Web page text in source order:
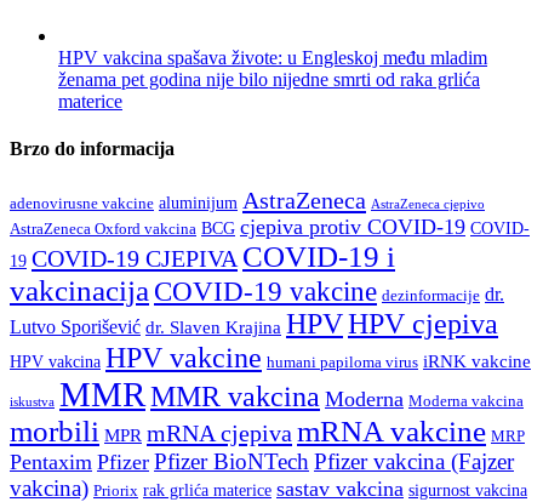
HPV vakcina spašava živote: u Engleskoj među mladim
ženama pet godina nije bilo nijedne smrti od raka grlića
materice
Brzo do informacija
adenovirusne vakcine aluminijum AstraZeneca AstraZeneca cjepivo
AstraZeneca Oxford vakcina BCG cjepiva protiv COVID-19 COVID-
19 COVID-19 CJEPIVA COVID-19 i
vakcinacija COVID-19 vakcine dezinformacije dr.
Lutvo Sporišević dr. Slaven Krajina HPVHPV cjepiva
HPV vakcina HPV vakcine humani papiloma virus iRNK vakcine
iskustva MMRMMR vakcina Moderna Moderna vakcina
morbili MPR mRNA cjepiva mRNA vakcine MRP
Pentaxim Pfizer Pfizer BioNTech Pfizer vakcina (Fajzer
vakcina) Priorix rak grlića materice sastav vakcina sigurnost vakcina